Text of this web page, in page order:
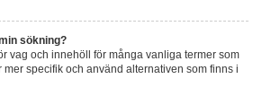
sökning?
vag och innehöll för många vanliga termer som
specifik och använd alternativen som finns i